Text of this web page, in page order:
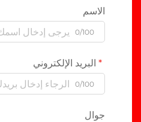
الاسم
0/100
البريد الإلكتروني
0/100
جوال